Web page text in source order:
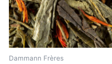
Dammann Frères